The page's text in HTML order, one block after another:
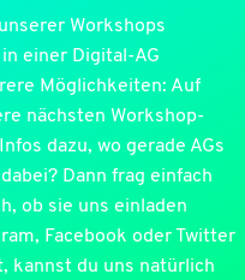
Workshops
einer Digital-AG
Möglichkeiten: Auf
nächsten Workshop-
dazu, wo gerade AGs
Dann frag einfach
ob sie uns einladen
Facebook oder Twitter
kannst du uns natürlich